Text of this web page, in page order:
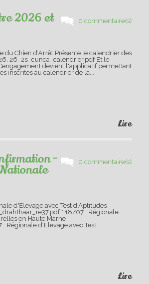
0 commentaire(s)
2026 et
du Chien d'Arrêt Présente le calendrier des
26_2s_cunca_calendrier.pdf Et le
devient l'applicatif permettant
inscrites au calendrier de la...
Lire
0 commentaire(s)
-
d'Elevage avec Test d'Aptitudes
* 18/07 : Régionale
en Haute Marne
Régionale d'Elevage avec Test
Lire